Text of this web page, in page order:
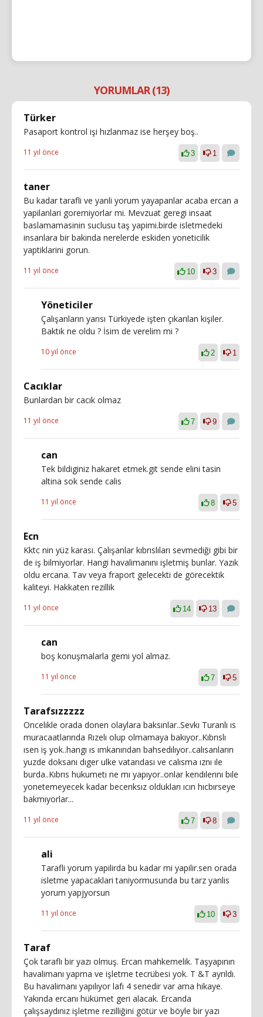
YORUMLAR (13)
Türker
Pasaport kontrol işi hızlanmaz ise herşey boş..
11 yıl önce 3 1
taner
Bu kadar tarafli ve yanli yorum yayapanlar acaba ercan a
yapilanlari goremiyorlar mi. Mevzuat geregi insaat
baslamamasinin suclusu taş yapimi.birde isletmedeki
insanlara bir bakinda nerelerde eskiden yoneticilik
yaptiklarini gorun.
11 yıl önce 10 3
Yöneticiler
Çalışanların yarısı Türkiyede işten çıkarılan kişiler.
Baktık ne oldu ? İsim de verelim mi ?
10 yıl önce 2 1
Cacıklar
Bunlardan bir cacık olmaz
11 yıl önce 7 9
can
Tek bildiginiz hakaret etmek.git sende elini tasin
altina sok sende calis
11 yıl önce 8 5
Ecn
Kktc nin yüz karası. Çalışanlar kıbrıslıları sevmediği gibi bir
de iş bilmiyorlar. Hangi havalimanını işletmiş bunlar. Yazık
oldu ercana. Tav veya fraport gelecekti de görecektik
kaliteyi. Hakkaten rezillik
11 yıl önce 14 13
can
boş konuşmalarla gemi yol almaz.
11 yıl önce 7 5
Tarafsızzzzz
Oncelıkle orada donen olaylara baksınlar..Sevkı Turanlı ıs
muracaatlarında Rızelı olup olmamaya bakıyor..Kıbrıslı
ısen iş yok..hangı ıs ımkanından bahsedılıyor..calısanların
yuzde doksanı dıger ulke vatandası ve calısma ıznı ıle
burda..Kıbrıs hukumetı ne mı yapıyor..onlar kendılerını bıle
yonetemeyecek kadar becerıksız oldukları ıcın hıcbırseye
bakmıyorlar...
11 yıl önce 7 8
ali
Tarafli yorum yapilirda bu kadar mi yapilir.sen orada
isletme yapacaklari taniyormusunda bu tarz yanlis
yorum yapjyorsun
11 yıl önce 10 3
Taraf
Çok taraflı bir yazı olmuş. Ercan mahkemelik. Taşyapının
havalimanı yapma ve işletme tecrübesi yok. T &T ayrıldı.
Bu havalimanı yapılıyor lafı 4 senedir var ama hikaye.
Yakında ercanı hükümet geri alacak. Ercanda
çalışsaydınız işletme rezilliğini götür ve böyle bir yazı